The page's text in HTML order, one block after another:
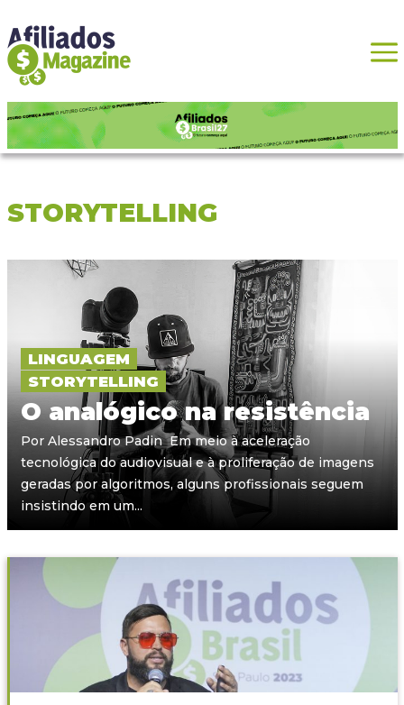
STORYTELLING
LINGUAGEM
STORYTELLING
O analógico na resistência
Por Alessandro Padin Em meio à aceleração
tecnológica do audiovisual e à proliferação de imagens
geradas por algoritmos, alguns profissionais seguem
insistindo em um...